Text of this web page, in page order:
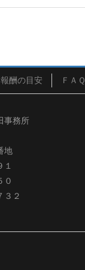
報酬の目安 ＦＡＱ
事務所
地
０
３２